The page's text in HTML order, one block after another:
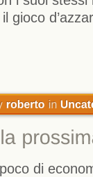
gioco
di